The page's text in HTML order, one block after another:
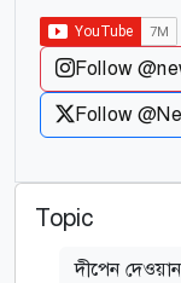
Follow
Follow
Topic
দীপেন দেওয়ান